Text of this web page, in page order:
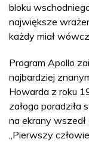
bloku
największe
każdy miał
Program Apollo
najbardziej
Howarda z roku
załoga
na ekrany
„Pierwszy